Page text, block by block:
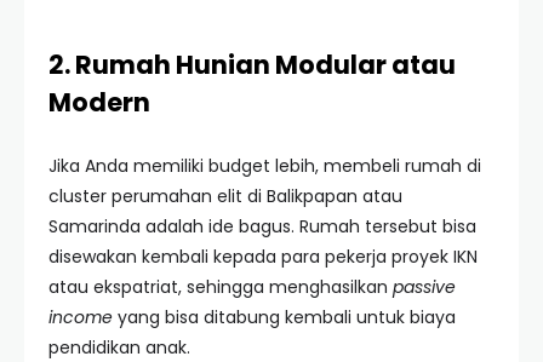
2. Rumah Hunian Modular atau
Modern
Jika Anda memiliki budget lebih, membeli rumah di
cluster perumahan elit di Balikpapan atau
Samarinda adalah ide bagus. Rumah tersebut bisa
disewakan kembali kepada para pekerja proyek IKN
atau ekspatriat, sehingga menghasilkan passive
income yang bisa ditabung kembali untuk biaya
pendidikan anak.